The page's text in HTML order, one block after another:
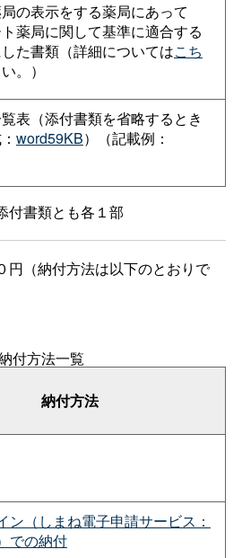
の表示をする薬局にあって
薬局に関して基準に適合する
た書類（詳細についてはこち
。）
表（添付書類を省略するとき
word59KB）（記載例：
付書類とも各１部
円（納付方法は以下のとおりで
付方法一覧
納付方法
ン（しまね電子申請サービス：
での納付